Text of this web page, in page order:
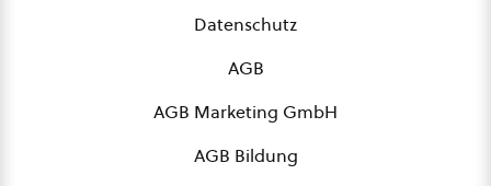
Datenschutz
AGB
AGB Marketing GmbH
AGB Bildung